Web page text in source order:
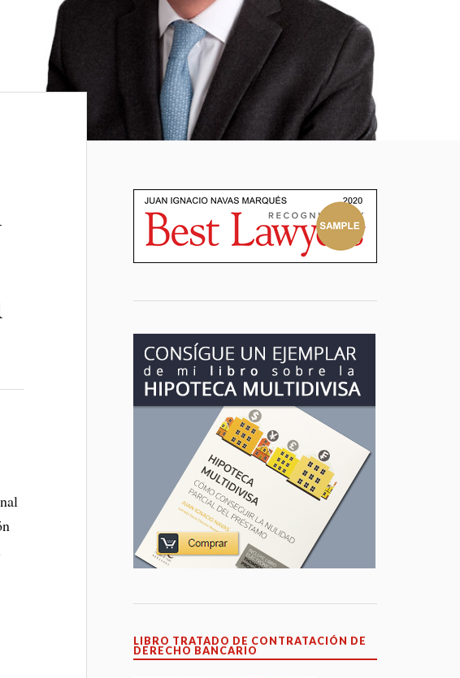
LIBRO TRATADO DE CONTRATACIÓN DE
DERECHO BANCARIO